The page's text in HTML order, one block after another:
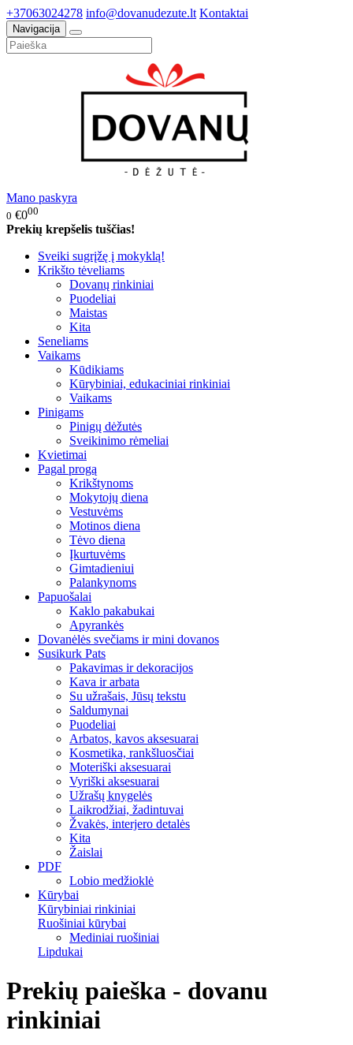
+37063024278 info@dovanudezute.lt Kontaktai
Navigacija
Mano paskyra
0 €000
Prekių krepšelis tuščias!
Sveiki sugrįžę į mokyklą!
Krikšto tėveliams
Dovanų rinkiniai
Puodeliai
Maistas
Kita
Seneliams
Vaikams
Kūdikiams
Kūrybiniai, edukaciniai rinkiniai
Vaikams
Pinigams
Pinigų dėžutės
Sveikinimo rėmeliai
Kvietimai
Pagal progą
Krikštynoms
Mokytojų diena
Vestuvėms
Motinos diena
Tėvo diena
Įkurtuvėms
Gimtadieniui
Palankynoms
Papuošalai
Kaklo pakabukai
Apyrankės
Dovanėlės svečiams ir mini dovanos
Susikurk Pats
Pakavimas ir dekoracijos
Kava ir arbata
Su užrašais, Jūsų tekstu
Saldumynai
Puodeliai
Arbatos, kavos aksesuarai
Kosmetika, rankšluosčiai
Moteriški aksesuarai
Vyriški aksesuarai
Užrašų knygelės
Laikrodžiai, žadintuvai
Žvakės, interjero detalės
Kita
Žaislai
PDF
Lobio medžioklė
Kūrybai
Kūrybiniai rinkiniai
Ruošiniai kūrybai
Mediniai ruošiniai
Lipdukai
Prekių paieška - dovanu
rinkiniai